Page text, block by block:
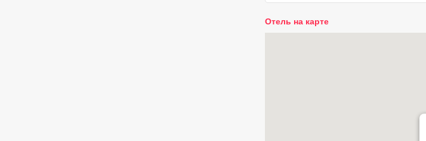
Отель на карте